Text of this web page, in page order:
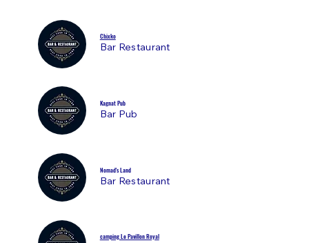
Chixko
Bar Restaurant
Kagnat Pub
Bar Pub
Nomad's Land
Bar Restaurant
camping Le Pavillon Royal